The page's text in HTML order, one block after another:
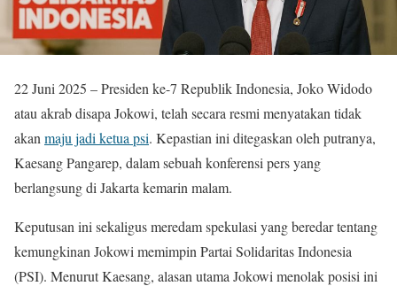
22 Juni 2025 – Presiden ke-7 Republik Indonesia, Joko Widodo
atau akrab disapa Jokowi, telah secara resmi menyatakan tidak
akan maju jadi ketua psi. Kepastian ini ditegaskan oleh putranya,
Kaesang Pangarep, dalam sebuah konferensi pers yang
berlangsung di Jakarta kemarin malam.
Keputusan ini sekaligus meredam spekulasi yang beredar tentang
kemungkinan Jokowi memimpin Partai Solidaritas Indonesia
(PSI). Menurut Kaesang, alasan utama Jokowi menolak posisi ini